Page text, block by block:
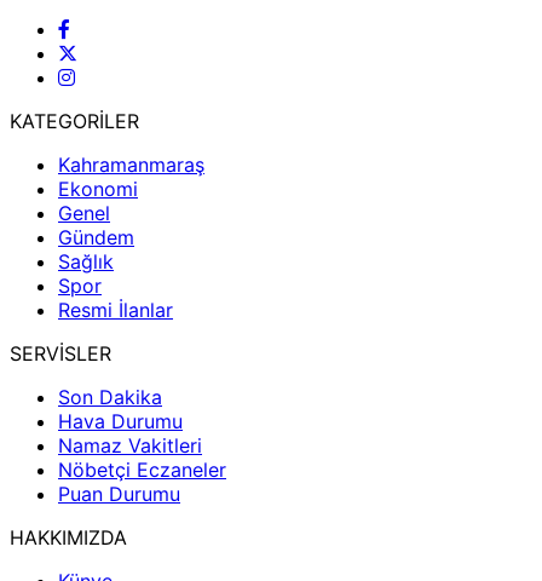
KATEGORİLER
Kahramanmaraş
Ekonomi
Genel
Gündem
Sağlık
Spor
Resmi İlanlar
SERVİSLER
Son Dakika
Hava Durumu
Namaz Vakitleri
Nöbetçi Eczaneler
Puan Durumu
HAKKIMIZDA